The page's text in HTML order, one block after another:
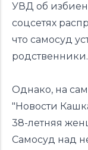
УВД об
соцсетях
что самосуд
родственники.
Однако, на
"Новости
38-летняя
Самосуд над